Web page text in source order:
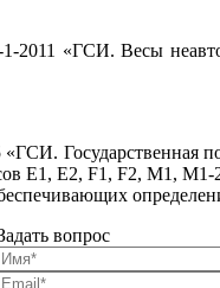
«ГСИ. Весы
Государственная
E2, F1, F2, M1, M1-
вопрос